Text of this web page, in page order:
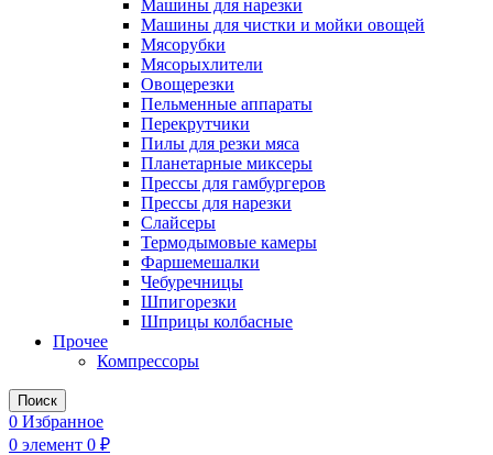
Машины для нарезки
Машины для чистки и мойки овощей
Мясорубки
Мясорыхлители
Овощерезки
Пельменные аппараты
Перекрутчики
Пилы для резки мяса
Планетарные миксеры
Прессы для гамбургеров
Прессы для нарезки
Слайсеры
Термодымовые камеры
Фаршемешалки
Чебуречницы
Шпигорезки
Шприцы колбасные
Прочее
Компрессоры
Поиск
0 Избранное
0 элемент 0 ₽